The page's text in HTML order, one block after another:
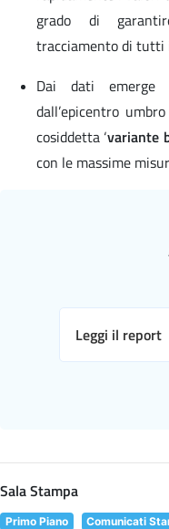
grado di
tracciamento di tutti
Dai dati emerge
dall’epicentro
cosiddetta ‘variante
con le massime
Leggi il report
Sala Stampa
Primo Piano Comunicati